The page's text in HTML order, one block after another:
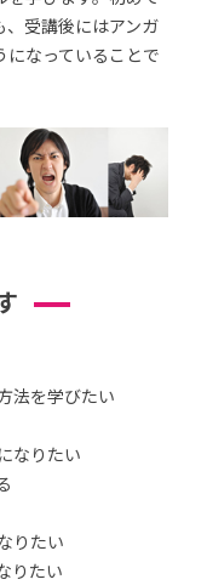
受講後にはアンガ
なっていることで
法を学びたい
なりたい
りたい
りたい